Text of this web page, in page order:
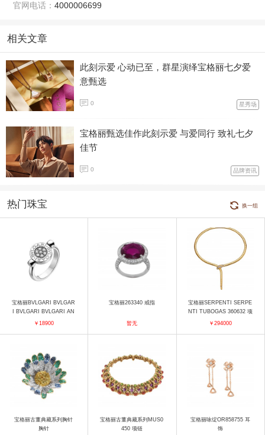
官网电话： 4000006699
相关文章
此刻示爱 心动已至，群星演绎宝格丽七夕爱
意甄选
0 星秀场
宝格丽甄选佳作此刻示爱 与爱同行 致礼七夕
佳节
0 品牌资讯
热门珠宝 换一组
宝格丽BVLGARI BVLGAR
I BVLGARI BVLGARI AN
850723 戒指
￥18900
宝格丽263340 戒指
暂无
宝格丽SERPENTI SERPE
NTI TUBOGAS 360632 项
链
￥294000
宝格丽古董典藏系列胸针
胸针
宝格丽古董典藏系列MUS0
450 项链
宝格丽咏绽OR858755 耳
饰